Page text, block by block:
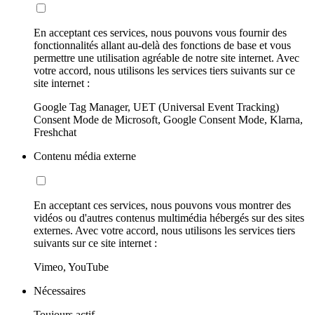
En acceptant ces services, nous pouvons vous fournir des
fonctionnalités allant au-delà des fonctions de base et vous
permettre une utilisation agréable de notre site internet. Avec
votre accord, nous utilisons les services tiers suivants sur ce
site internet :
Google Tag Manager, UET (Universal Event Tracking)
Consent Mode de Microsoft, Google Consent Mode, Klarna,
Freshchat
Contenu média externe
En acceptant ces services, nous pouvons vous montrer des
vidéos ou d'autres contenus multimédia hébergés sur des sites
externes. Avec votre accord, nous utilisons les services tiers
suivants sur ce site internet :
Vimeo, YouTube
Nécessaires